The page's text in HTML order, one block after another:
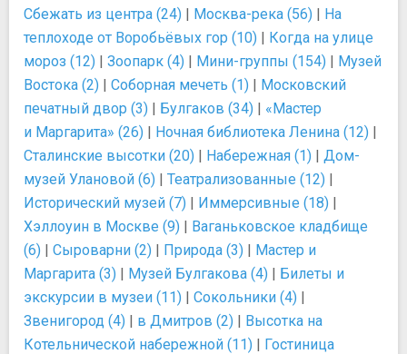
Сбежать из центра (24) | Москва-река (56) | На
теплоходе от Воробьёвых гор (10) | Когда на улице
мороз (12) | Зоопарк (4) | Мини-группы (154) | Музей
Востока (2) | Соборная мечеть (1) | Московский
печатный двор (3) | Булгаков (34) | «Мастер
и Маргарита» (26) | Ночная библиотека Ленина (12) |
Сталинские высотки (20) | Набережная (1) | Дом-
музей Улановой (6) | Театрализованные (12) |
Исторический музей (7) | Иммерсивные (18) |
Хэллоуин в Москве (9) | Ваганьковское кладбище
(6) | Сыроварни (2) | Природа (3) | Мастер и
Маргарита (3) | Музей Булгакова (4) | Билеты и
экскурсии в музеи (11) | Сокольники (4) |
Звенигород (4) | в Дмитров (2) | Высотка на
Котельнической набережной (11) | Гостиница